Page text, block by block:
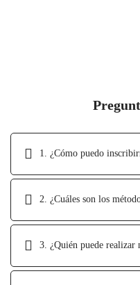
1. ¿Cómo puedo
2. ¿Cuáles son los
3. ¿Quién puede realizar